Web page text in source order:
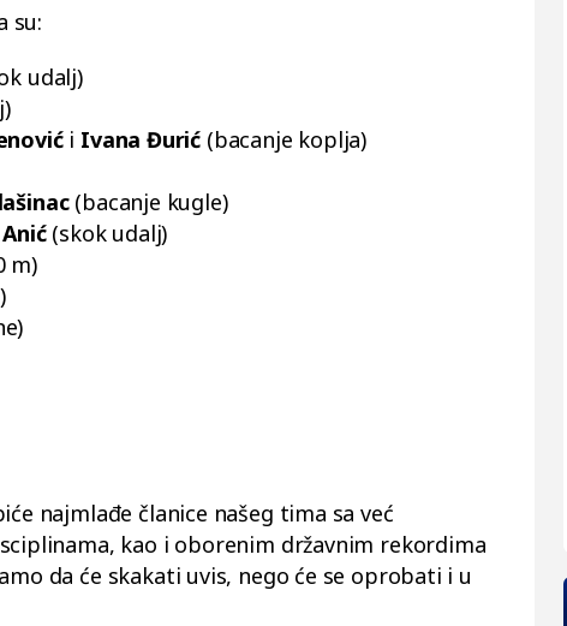
su:
udalj)
i Ivana Đurić (bacanje koplja)
(bacanje kugle)
(skok udalj)
m)
najmlađe članice našeg tima sa već
kao i oborenim državnim rekordima
da će skakati uvis, nego će se oprobati i u